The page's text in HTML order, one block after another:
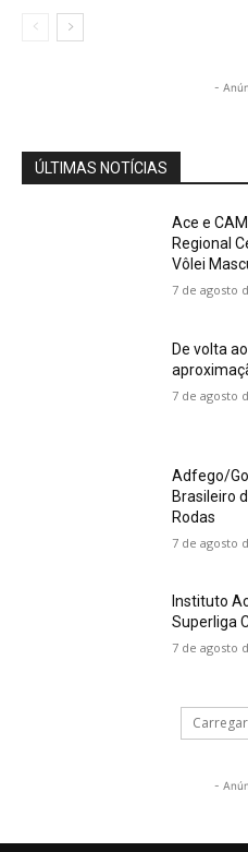
-
ÚLTIMAS NOTÍCIAS
Ace e
Regional
Vôlei
7 de agosto
De volta
7 de agosto
Adfego/
Brasileiro
Rodas
7 de agosto
Instituto
Superliga
7 de agosto
-